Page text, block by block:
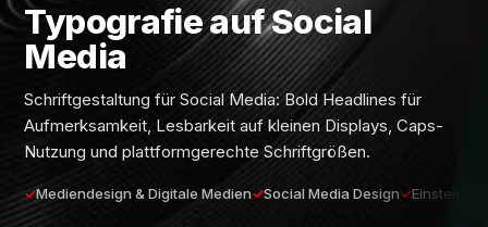
Typografie auf Social
Media
Schriftgestaltung für Social Media: Bold Headlines für
Aufmerksamkeit, Lesbarkeit auf kleinen Displays, Caps-
Nutzung und plattformgerechte Schriftgrößen.
Mediendesign & Digitale Medien Social Media Design Einsteiger